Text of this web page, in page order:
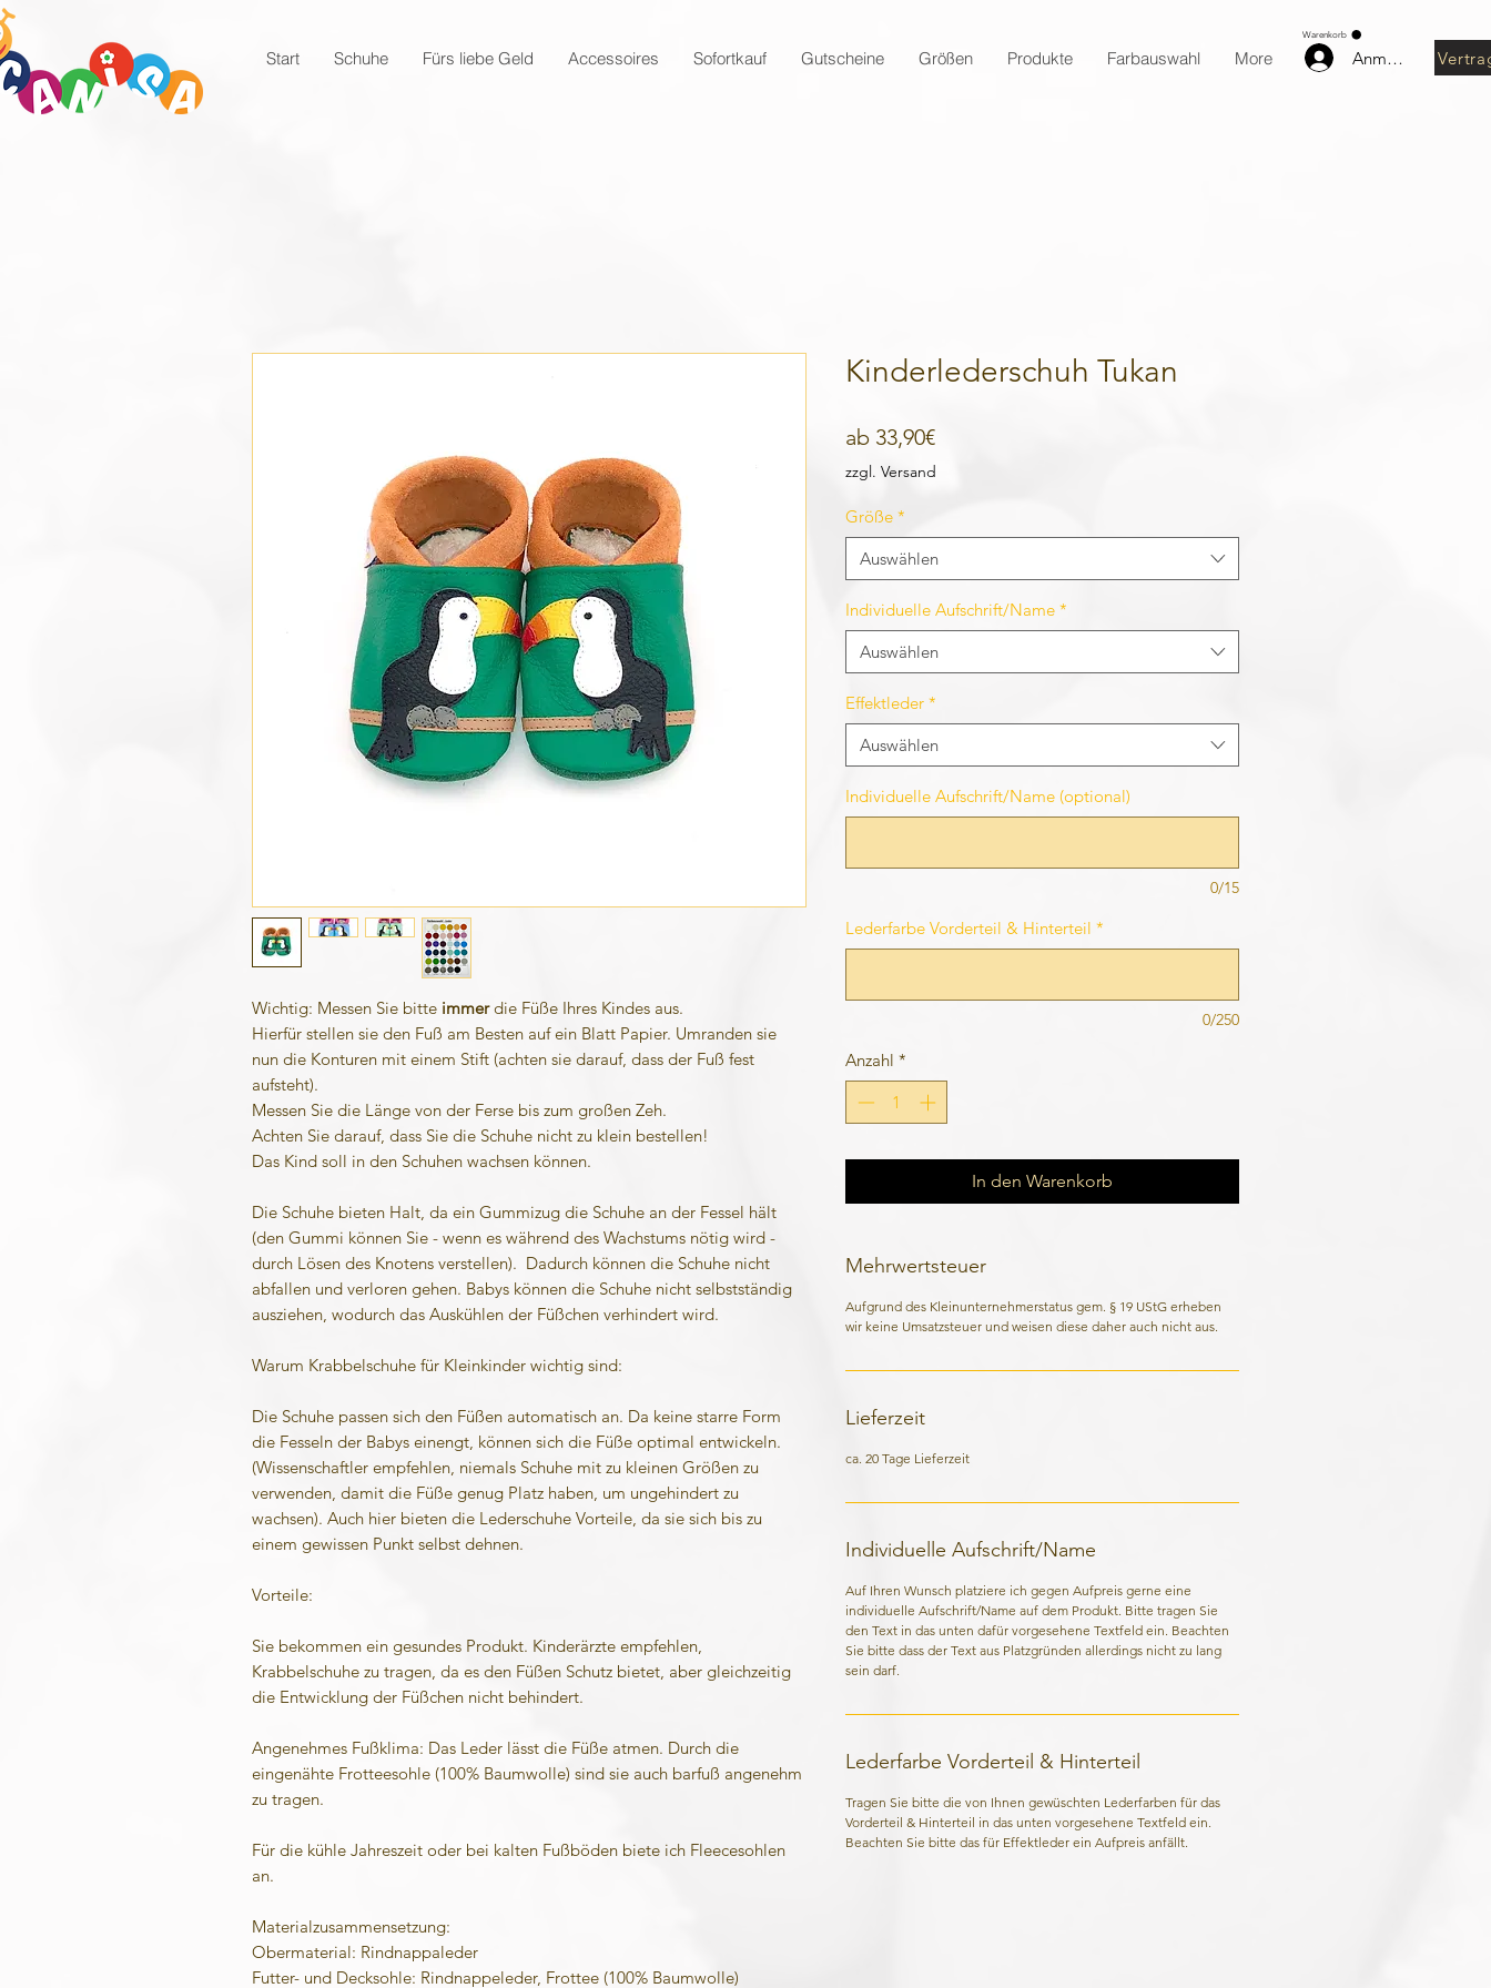
Warenkorb
Start Schuhe Fürs liebe Geld Accessoires Sofortkauf Gutscheine Größen Produkte Farbauswahl More Anmelden
Wichtig: Messen Sie bitte immerdie Füße Ihres Kindes aus.
Hierfür stellen sie den Fuß am Besten auf ein Blatt Papier. Umranden sie
nun die Konturen mit einem Stift (achten sie darauf, dass der Fuß fest
aufsteht).
Messen Sie die Länge von der Ferse bis zum großen Zeh.
Achten Sie darauf, dass Sie die Schuhe nicht zu klein bestellen!
Das Kind soll in den Schuhen wachsen können.
Die Schuhe bieten Halt, da ein Gummizug die Schuhe an der Fessel hält
(den Gummi können Sie - wenn es während des Wachstums nötig wird -
durch Lösen des Knotens verstellen). Dadurch können die Schuhe nicht
abfallen und verloren gehen. Babys können die Schuhe nicht selbstständig
ausziehen, wodurch das Auskühlen der Füßchen verhindert wird.
Warum Krabbelschuhe für Kleinkinder wichtig sind:
Die Schuhe passen sich den Füßen automatisch an. Da keine starre Form
die Fesseln der Babys einengt, können sich die Füße optimal entwickeln.
(Wissenschaftler empfehlen, niemals Schuhe mit zu kleinen Größen zu
verwenden, damit die Füße genug Platz haben, um ungehindert zu
wachsen). Auch hier bieten die Lederschuhe Vorteile, da sie sich bis zu
einem gewissen Punkt selbst dehnen.
Vorteile:
Sie bekommen ein gesundes Produkt. Kinderärzte empfehlen,
Krabbelschuhe zu tragen, da es den Füßen Schutz bietet, aber gleichzeitig
die Entwicklung der Füßchen nicht behindert.
Angenehmes Fußklima: Das Leder lässt die Füße atmen. Durch die
eingenähte Frotteesohle (100% Baumwolle) sind sie auch barfuß angenehm
zu tragen.
Für die kühle Jahreszeit oder bei kalten Fußböden biete ich Fleecesohlen
an.
Materialzusammensetzung:
Obermaterial: Rindnappaleder
Futter- und Decksohle: Rindnappeleder, Frottee (100% Baumwolle)
Kinderlederschuh Tukan
ab 33,90€Sale-
Preis
zzgl. Versand
Größe *
Auswählen
Individuelle Aufschrift/Name *
Auswählen
Effektleder *
Auswählen
Individuelle Aufschrift/Name (optional)
0/15
Lederfarbe Vorderteil & Hinterteil *
0/250
Anzahl *
In den Warenkorb
Mehrwertsteuer
Aufgrund des Kleinunternehmerstatus gem. § 19 UStG erheben
wir keine Umsatzsteuer und weisen diese daher auch nicht aus.
Lieferzeit
ca. 20 Tage Lieferzeit
Individuelle Aufschrift/Name
Auf Ihren Wunsch platziere ich gegen Aufpreis gerne eine
individuelle Aufschrift/Name auf dem Produkt. Bitte tragen Sie
den Text in das unten dafür vorgesehene Textfeld ein. Beachten
Sie bitte dass der Text aus Platzgründen allerdings nicht zu lang
sein darf.
Lederfarbe Vorderteil & Hinterteil
Tragen Sie bitte die von Ihnen gewüschten Lederfarben für das
Vorderteil & Hinterteil in das unten vorgesehene Textfeld ein.
Beachten Sie bitte das für Effektleder ein Aufpreis anfällt.